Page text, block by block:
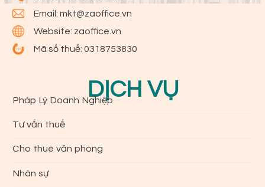
Email:mkt@zaoffice.vn
Website: zaoffice.vn
Mã số thuế: 0318753830
DỊCH VỤ
Pháp Lý Doanh Nghiệp
Tư vấn thuế
Cho thuê văn phòng
Nhân sự